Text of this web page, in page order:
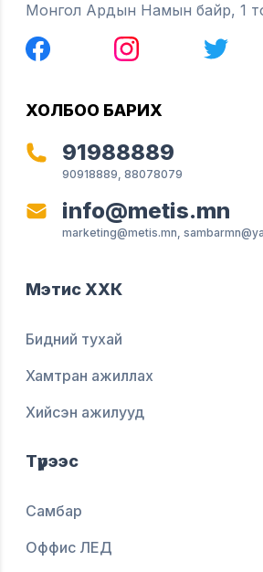
Монгол Ардын Намын байр, 1
ХОЛБОО БАРИХ
91988889
90918889, 88078079
info@metis.mn
marketing@metis.mn,
Мэтис ХХК
Бидний тухай
Хамтран ажиллах
Хийсэн ажилууд
Түрээс
Самбар
Оффис ЛЕД